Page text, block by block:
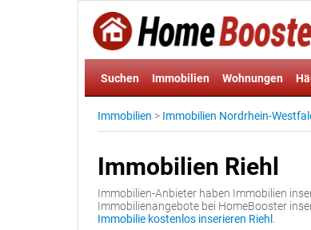
Suchen Immobilien Wohnungen
Immobilien > Immobilien Nordrhein-
Immobilien Riehl
Immobilien-Anbieter haben Immobilien
Immobilienangebote bei HomeBooster
Immobilie kostenlos inserieren Riehl